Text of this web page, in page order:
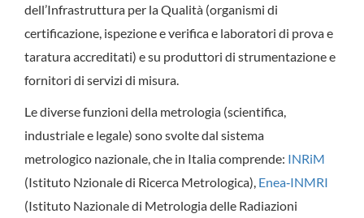
dell’Infrastruttura per la Qualità (organismi di
certificazione, ispezione e verifica e laboratori di prova e
taratura accreditati) e su produttori di strumentazione e
fornitori di servizi di misura.
Le diverse funzioni della metrologia (scientifica,
industriale e legale) sono svolte dal sistema
metrologico nazionale, che in Italia comprende: INRiM
(Istituto Nzionale di Ricerca Metrologica), Enea‐INMRI
(Istituto Nazionale di Metrologia delle Radiazioni